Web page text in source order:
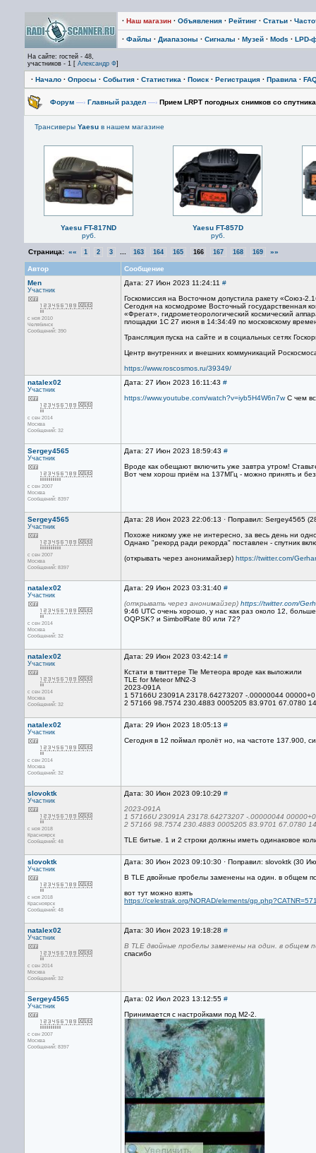
· Наш магазин · Объявления · Рейтинг · Статьи ·
· Файлы · Диапазоны · Сигналы · Музей · Mods · LPD-
На сайте: гостей - 48,
участников - 1 [ Александр Ф]
· Начало · Опросы · События · Статистика · Поиск · Регистрация · Правила ·
Форум —› Главный раздел —› Прием LRPT погодных снимков со
Трансиверы Yaesu в нашем магазине
Yaesu FT-817ND
руб.
Yaesu FT-857D
руб.
Страница: «« 1 2 3 163 164 165 166 167 168 169 »»
Автор
Сообщение
Men
Участник
с ноя 2010
Челябинск
Сообщений: 390
Дата: 27 Июн 2023 11:24:11 #
Госкомиссия на Восточном допустила ракету «Союз-
Сегодня на космодроме Восточный государственная
«Фрегат», гидрометеорологический космический
площадки 1С 27 июня в 14:34:49 по московскому
Трансляция пуска на сайте и в социальных сетях
Центр внутренних и внешних коммуникаций
https://www.roscosmos.ru/39349/
natalex02
Участник
с сен 2014
Москва
Сообщений: 32
Дата: 27 Июн 2023 16:11:43 #
https://www.youtube.com/watch?v=iyb5H4W6n7wС чем
Sergey4565
Участник
с сен 2007
Москва
Сообщений: 8397
Дата: 27 Июн 2023 18:59:43 #
Вроде как обещают включить уже завтра утром!
Вот чем хорош приём на 137МГц - можно принять и
Sergey4565
Участник
с сен 2007
Москва
Сообщений: 8397
Дата: 28 Июн 2023 22:06:13 · Поправил: Sergey4565
Похоже никому уже не интересно, за весь день ни
Однако "рекорд ради рекорда" поставлен - спутник
(открывать через анонимайзер) https://twitter.com/
natalex02
Участник
с сен 2014
Москва
Сообщений: 32
Дата: 29 Июн 2023 03:31:40 #
(открывать через анонимайзер) https://twitter.com/
9:46 UTC очень хорошо, у нас как раз около 12,
OQPSK? и SimbolRate 80 или 72?
natalex02
Участник
с сен 2014
Москва
Сообщений: 32
Дата: 29 Июн 2023 03:42:14 #
Кстати в твиттере Tle Метеора вроде как выложили
TLE for Meteor MN2-3
2023-091A
1 57166U 23091A 23178.64273207 -.00000044
2 57166 98.7574 230.4883 0005205 83.9701 67.0780
natalex02
Участник
с сен 2014
Москва
Сообщений: 32
Дата: 29 Июн 2023 18:05:13 #
Сегодня в 12 поймал пролёт но, на частоте 137.900,
slovoktk
Участник
с ноя 2018
Красноярск
Сообщений: 48
Дата: 30 Июн 2023 09:10:29 #
2023-091A
1 57166U 23091A 23178.64273207 -.00000044
2 57166 98.7574 230.4883 0005205 83.9701 67.0780
TLE битые. 1 и 2 строки должны иметь одинаковое
slovoktk
Участник
с ноя 2018
Красноярск
Сообщений: 48
Дата: 30 Июн 2023 09:10:30 · Поправил: slovoktk (30
В TLE двойные пробелы заменены на один. в общем
вот тут можно взять
https://celestrak.org/NORAD/elements/
natalex02
Участник
с сен 2014
Москва
Сообщений: 32
Дата: 30 Июн 2023 19:18:28 #
В TLE двойные пробелы заменены на один. в общем
спасибо
Sergey4565
Участник
с сен 2007
Москва
Сообщений: 8397
Дата: 02 Июл 2023 13:12:55 #
Принимается с настройками под M2-2.